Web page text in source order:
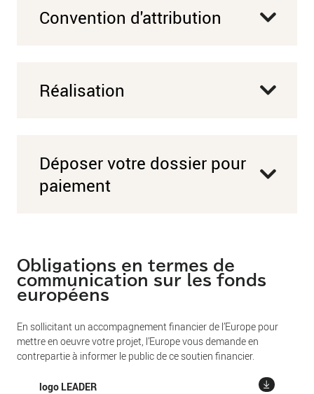
Convention d'attribution
Réalisation
Déposer votre dossier pour
paiement
Obligations en termes de
communication sur les fonds
européens
En sollicitant un accompagnement financier de l’Europe pour
mettre en oeuvre votre projet, l’Europe vous demande en
contrepartie à informer le public de ce soutien financier.
logo LEADER